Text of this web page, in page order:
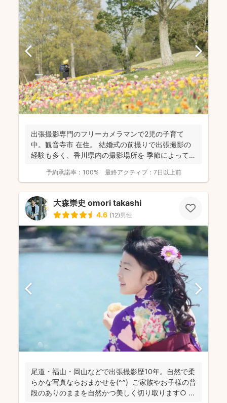
出張撮影専門のフリーカメラマンで2児の子育て
中。観音寺市 在住。 結婚式の前撮りで出張撮影の
経験も多く、香川県内の撮影場所を 季節によって最
予約承諾率： 100% 最終アクティブ： 7日以上前
大森崇史 omori takashi
4.6 (12)男性
尾道・福山・岡山などで出張撮影歴10年。自然で柔
らかな写真ならおまかせを(^^) ご家族やお子様の普
段のありのままを自然かつ美しく切り取ります○ ...